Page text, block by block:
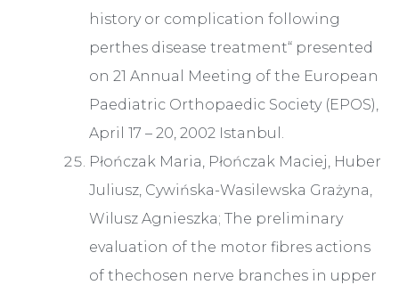
history or complication following
perthes disease treatment“ presented
on 21 Annual Meeting of the European
Paediatric Orthopaedic Society (EPOS),
April 17 – 20, 2002 Istanbul.
Płończak Maria, Płończak Maciej, Huber
Juliusz, Cywińska-Wasilewska Grażyna,
Wilusz Agnieszka; The preliminary
evaluation of the motor fibres actions
of thechosen nerve branches in upper